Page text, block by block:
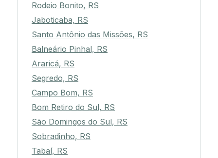
Rodeio Bonito, RS
Jaboticaba, RS
Santo Antônio das Missões, RS
Balneário Pinhal, RS
Araricá, RS
Segredo, RS
Campo Bom, RS
Bom Retiro do Sul, RS
São Domingos do Sul, RS
Sobradinho, RS
Tabaí, RS